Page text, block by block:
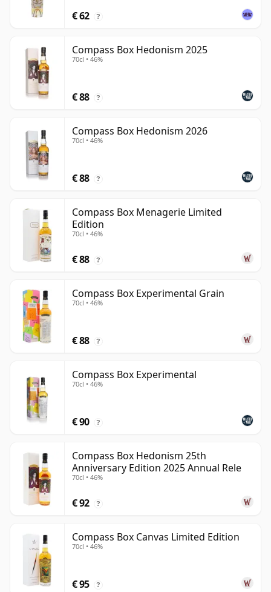
€ 62 ?
Compass Box Hedonism 2025
70cl • 46%
€ 88 ?
Compass Box Hedonism 2026
70cl • 46%
€ 88 ?
Compass Box Menagerie Limited
Edition
70cl • 46%
€ 88 ?
Compass Box Experimental Grain
70cl • 46%
€ 88 ?
Compass Box Experimental
70cl • 46%
€ 90 ?
Compass Box Hedonism 25th
Anniversary Edition 2025 Annual Rele
70cl • 46%
€ 92 ?
Compass Box Canvas Limited Edition
70cl • 46%
€ 95 ?